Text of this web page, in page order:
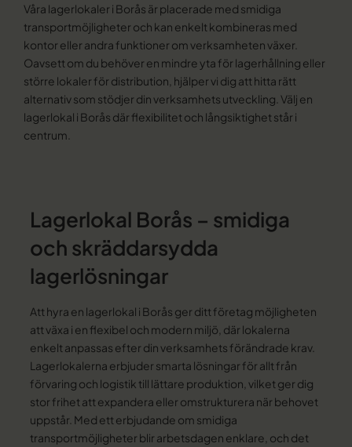
Våra lagerlokaler i Borås är placerade med smidiga
transportmöjligheter och kan enkelt kombineras med
kontor eller andra funktioner om verksamheten växer.
Oavsett om du behöver en mindre yta för lagerhållning eller
större lokaler för distribution, hjälper vi dig att hitta rätt
alternativ som stödjer din verksamhets utveckling. Välj en
lagerlokal i Borås där flexibilitet och långsiktighet står i
centrum.
Lagerlokal Borås – smidiga
och skräddarsydda
lagerlösningar
Att hyra en lagerlokal i Borås ger ditt företag möjligheten
att växa i en flexibel och modern miljö, där lokalerna
enkelt anpassas efter din verksamhets förändrade krav.
Lagerlokalerna erbjuder smarta lösningar för allt från
förvaring och logistik till lättare produktion, vilket ger dig
stor frihet att expandera eller omstrukturera när behovet
uppstår. Med ett erbjudande om smidiga
transportmöjligheter blir arbetsdagen enklare, och det